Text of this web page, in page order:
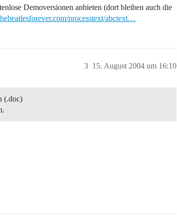
Demoversionen anbieten (dort bleiben auch die
processtext/abctext…
15. August 2004 um 16:10
3
(.doc)